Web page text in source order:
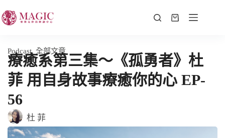
Podcast, 全部文章
療癒系第三集～《孤勇者》杜
菲 用自身故事療癒你的心 EP-
56
杜 菲